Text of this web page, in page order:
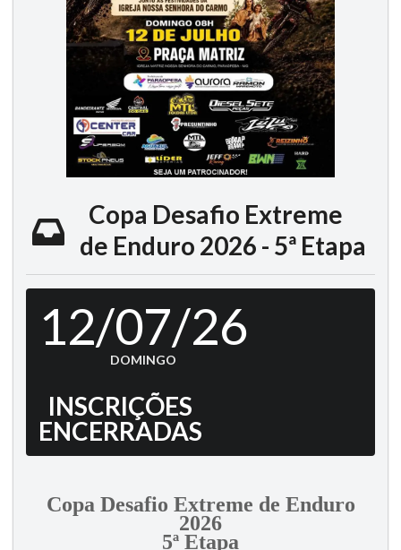
Copa Desafio Extreme
de Enduro 2026 - 5ª Etapa
12/07/26
DOMINGO
INSCRIÇÕES
ENCERRADAS
Copa Desafio Extreme de Enduro
2026
5ª Etapa